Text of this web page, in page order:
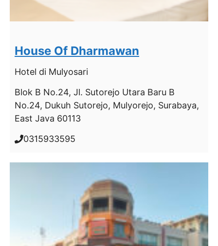
House Of Dharmawan
Hotel di Mulyosari
Blok B No.24, Jl. Sutorejo Utara Baru B
No.24, Dukuh Sutorejo, Mulyorejo, Surabaya,
East Java 60113
0315933595